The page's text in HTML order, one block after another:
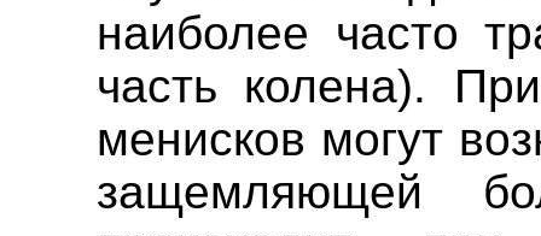
наиболее часто
часть колена).
менисков могут
защемляющей